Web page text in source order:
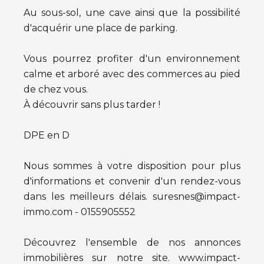
Au sous-sol, une cave ainsi que la possibilité
d'acquérir une place de parking.
Vous pourrez profiter d'un environnement
calme et arboré avec des commerces au pied
de chez vous.
À découvrir sans plus tarder !
DPE en D
Nous sommes à votre disposition pour plus
d'informations et convenir d'un rendez-vous
dans les meilleurs délais. suresnes@impact-
immo.com - 0155905552
Découvrez l'ensemble de nos annonces
immobilières sur notre site. www.impact-